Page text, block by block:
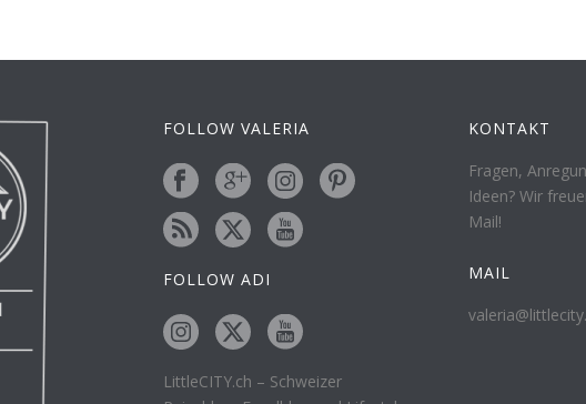
FOLLOW VALERIA
FOLLOW ADI
LittleCITY.ch – Schweizer
KONTAKT
Fragen,
Ideen? Wir
Mail!
MAIL